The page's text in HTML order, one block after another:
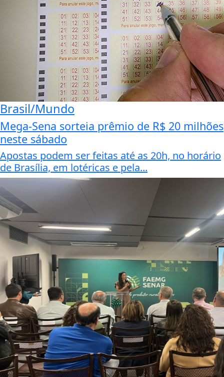
Brasil/Mundo
Mega-Sena sorteia prêmio de R$ 20 milhões
neste sábado
Apostas podem ser feitas até as 20h, no horário
de Brasília, em lotéricas e pela...